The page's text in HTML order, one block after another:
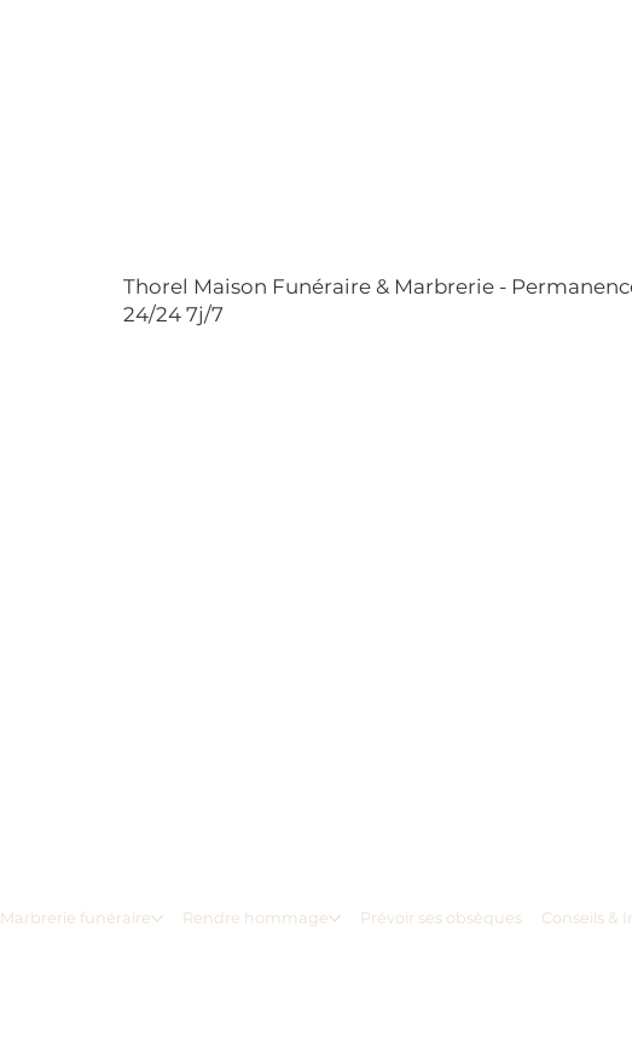
Marbrerie funéraire Rendre hommage Prévoir ses obsèques Conseils &
Thorel Maison Funéraire & Marbrerie -
24/24 7j/7